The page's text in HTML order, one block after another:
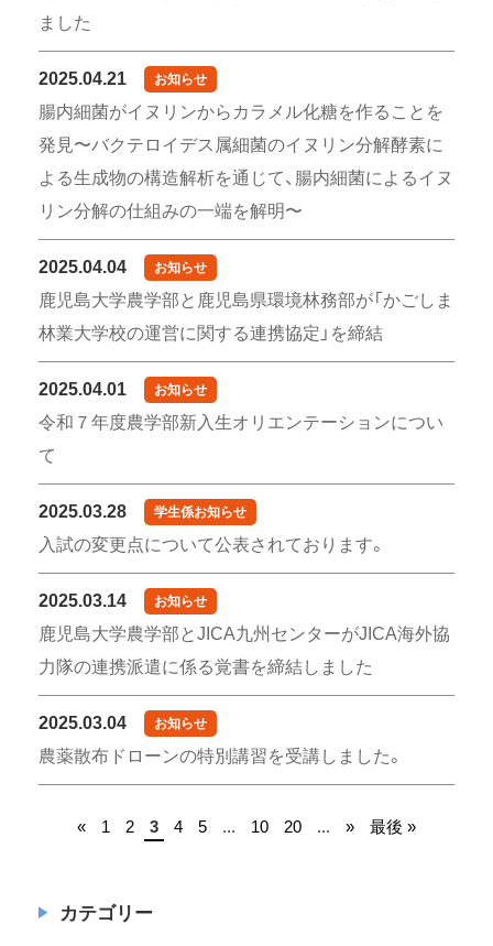
ました
2025.04.21 お知らせ
腸内細菌がイヌリンからカラメル化糖を作ることを
発見〜バクテロイデス属細菌のイヌリン分解酵素に
よる生成物の構造解析を通じて、腸内細菌によるイヌ
リン分解の仕組みの一端を解明〜
2025.04.04 お知らせ
鹿児島大学農学部と鹿児島県環境林務部が「かごしま
林業大学校の運営に関する連携協定」を締結
2025.04.01 お知らせ
令和７年度農学部新入生オリエンテーションについ
て
2025.03.28 学生係お知らせ
入試の変更点について公表されております。
2025.03.14 お知らせ
鹿児島大学農学部とJICA九州センターがJICA海外協
力隊の連携派遣に係る覚書を締結しました
2025.03.04 お知らせ
農薬散布ドローンの特別講習を受講しました。
« 1 2 3 4 5 ... 10 20 ... » 最後 »
カテゴリー